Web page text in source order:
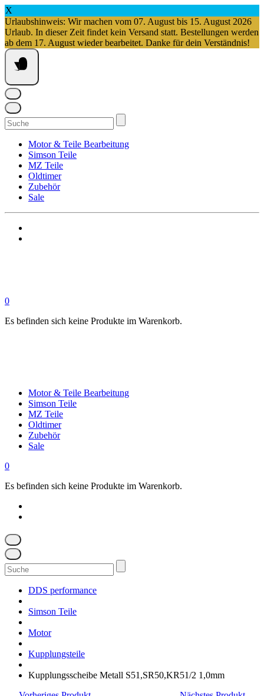
X
Urlaubshinweis: Wir machen vom 07. August bis 15. August 2026
Urlaub. In dieser Zeit findet kein Versand statt. Bestellungen werden
ab dem 17. August wieder bearbeitet. Danke für dein Verständnis!
Springe
zum
Inhalt
Suchen
nach:
Motor & Teile Bearbeitung
Simson Teile
MZ Teile
Oldtimer
Zubehör
Sale
0
Es befinden sich keine Produkte im Warenkorb.
Motor & Teile Bearbeitung
Simson Teile
MZ Teile
Oldtimer
Zubehör
Sale
0
Es befinden sich keine Produkte im Warenkorb.
Suchen
nach:
DDS performance
Simson Teile
Motor
Kupplungsteile
Kupplungsscheibe Metall S51,SR50,KR51/2 1,0mm